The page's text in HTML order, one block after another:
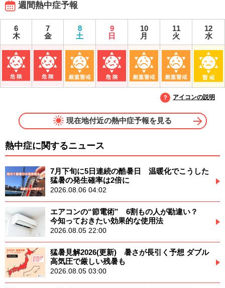
週間熱中症予報
6
木
7
金
8
土
9
日
10
月
11
火
12
水
アイコンの説明
現在地付近の熱中症予報を見る
熱中症に関するニュース
7月下旬に5日連続の酷暑日 温暖化でこうした
猛暑の発生確率は2倍に
2026.08.06 04:02
エアコンの“節電術” 6割もの人が勘違い？
今知っておきたい効果的な使用法
2026.08.05 22:00
猛暑見解2026(更新) 暑さが長引く予想 ダブル
高気圧で厳しい残暑も
2026.08.05 03:00